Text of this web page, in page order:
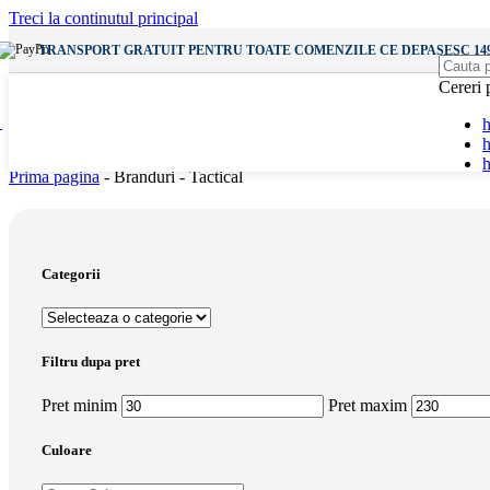
Treci la continutul principal
TRANSPORT GRATUIT PENTRU TOATE COMENZILE CE DEPASESC
Incarcatoare Priza
Incarcatoare Auto
Casti Wireless
Diverse
Cereri
Prima pagina - Branduri - Tactical
Categorii
Filtru dupa pret
Pret minim Pret maxim
Culoare